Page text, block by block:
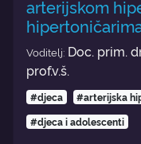
arterijskom
Voditelj: Doc. prim.
prof.v.š.
#djeca #arterijska
#djeca i adolescenti